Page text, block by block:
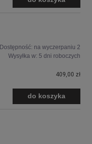
Dostępność: na wyczerpaniu 2
Wysyłka w: 5 dni roboczych
409,00 zł
do koszyka